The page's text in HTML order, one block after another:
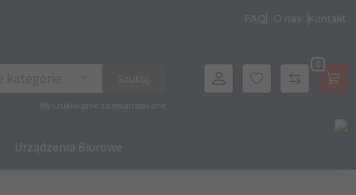
FAQ O nas Kontakt
Wyszukiwanie zaawansowane
0
Urządzenia Biurowe